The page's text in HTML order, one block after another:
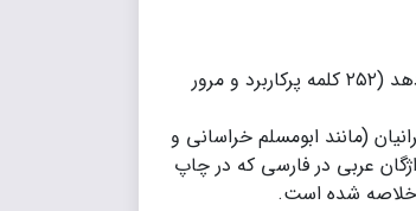
یک پاراگراف جدید به کتاب افزوده شده که آمار دقیقی از واژگان ارائه می‌دهد (۲۵۲ کلمه پرکاربرد و مرور
(مانند ابومسلم خراسانی و
عربی در فارسی که در چاپ
خلاصه شده است.